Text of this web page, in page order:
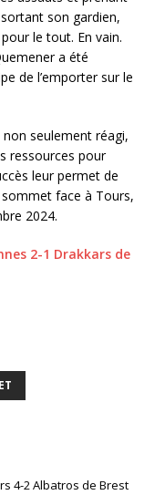
son gardien,
le tout. En vain.
a été
de l’emporter sur le
seulement réagi,
ressources pour
leur permet de
face à Tours,
2024.
2-1 Drakkars de
4-2 Albatros de Brest